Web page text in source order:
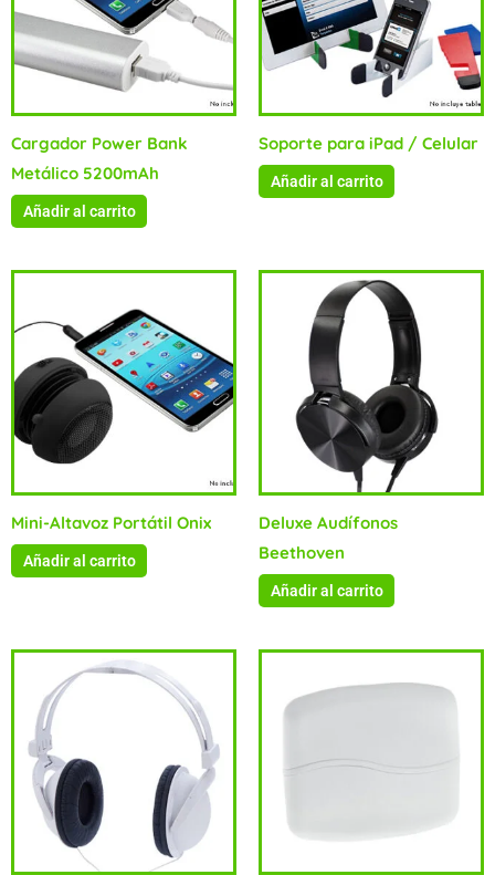
Cargador Power Bank
Metálico 5200mAh
Añadir al carrito
Soporte para iPad / Celular
Añadir al carrito
Mini-Altavoz Portátil Onix
Añadir al carrito
Deluxe Audífonos
Beethoven
Añadir al carrito